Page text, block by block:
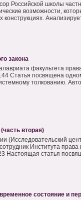
Российской школы
возможности,
закона
факультета
Статья посвящена
толкованию.
вторая)
(Исследовательский
Института
Настоящая статья
состояние и